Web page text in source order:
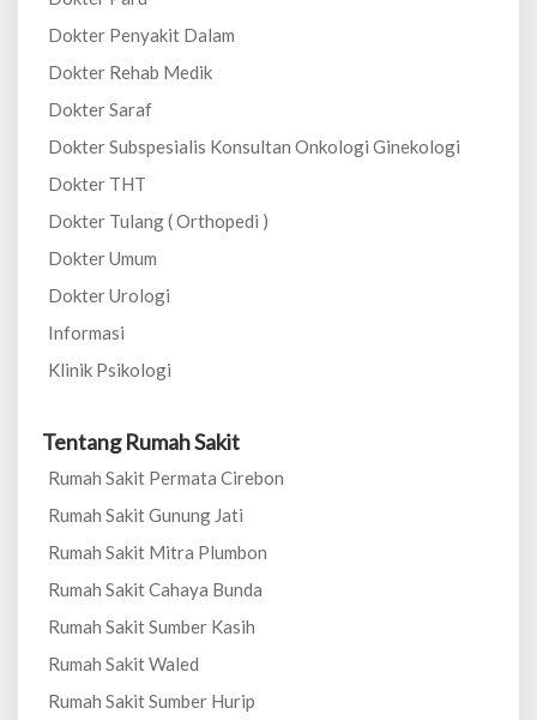
Dokter Penyakit Dalam
Dokter Rehab Medik
Dokter Saraf
Dokter Subspesialis Konsultan Onkologi Ginekologi
Dokter THT
Dokter Tulang ( Orthopedi )
Dokter Umum
Dokter Urologi
Informasi
Klinik Psikologi
Tentang Rumah Sakit
Rumah Sakit Permata Cirebon
Rumah Sakit Gunung Jati
Rumah Sakit Mitra Plumbon
Rumah Sakit Cahaya Bunda
Rumah Sakit Sumber Kasih
Rumah Sakit Waled
Rumah Sakit Sumber Hurip